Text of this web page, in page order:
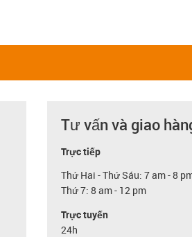
Tư vấn và giao
Trực tiếp
Thứ Hai - Thứ Sáu: 7 am - 8
Thứ 7: 8 am - 12 pm
Trực tuyến
24h